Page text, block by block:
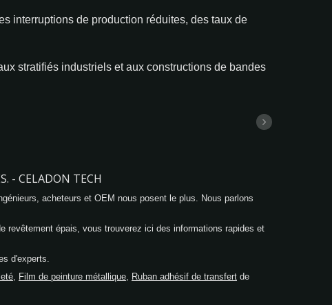
interruptions de production réduites, des taux de
stratifiés industriels et aux constructions de bandes
- CELADON TECH
acheteurs et OEM nous posent le plus. Nous parlons
revêtement épais, vous trouverez ici des informations rapides et
d'experts.
, Film de peinture métallique, Ruban adhésif de transfert de